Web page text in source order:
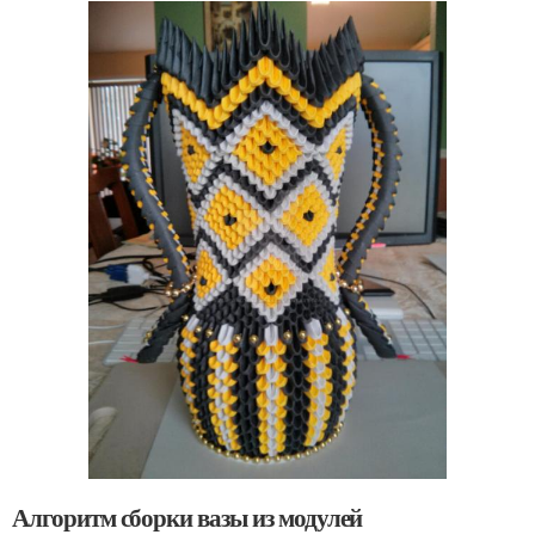
Алгоритм сборки вазы из модулей